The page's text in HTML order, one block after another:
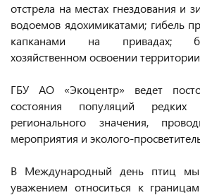
отстрела на местах гнездования и
водоемов ядохимикатами; гибель
капканами на привадах;
хозяйственном освоении
ГБУ АО «Экоцентр» ведет
состояния популяций
регионального значения,
мероприятия и эколого-
В Международный день птиц
уважением относиться к